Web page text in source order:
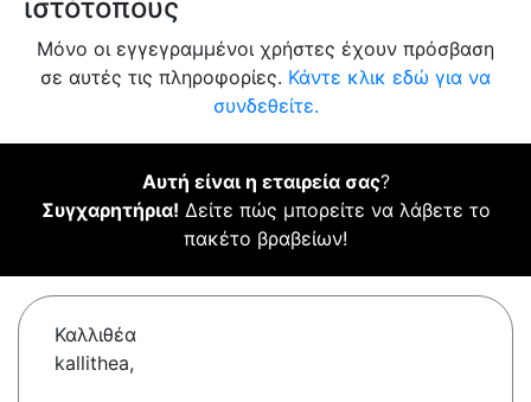
ιστότοπους
Μόνο οι εγγεγραμμένοι χρήστες έχουν πρόσβαση
σε αυτές τις πληροφορίες. Κάντε κλικ εδώ για να
συνδεθείτε.
Αυτή είναι η εταιρεία σας?
Συγχαρητήρια! Δείτε πώς μπορείτε να λάβετε το
πακέτο βραβείων!
Καλλιθέα
kallithea,